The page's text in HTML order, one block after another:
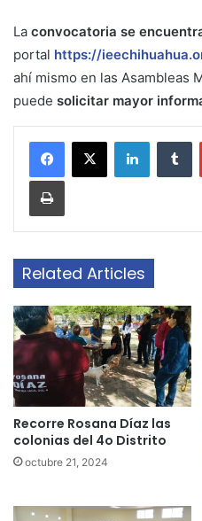
La convocatoria se
portal https://
ahí mismo en las Asambleas
puede solicitar mayor
LinkedIn
Print
Related Articles
Recorre Rosana Díaz las
colonias del 4o Distrito
octubre 21, 2024